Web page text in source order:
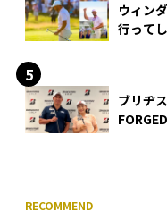
ウィン
行って
ブリヂ